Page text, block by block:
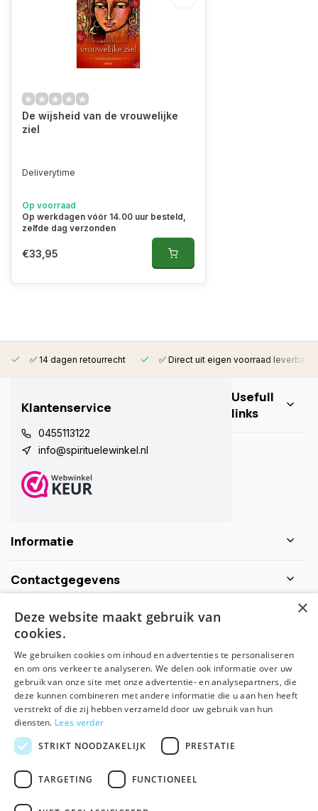
De wijsheid van de vrouwelijke
ziel
Deliverytime
Op voorraad
Op werkdagen vóór 14.00 uur besteld,
zelfde dag verzonden
€33,95
✅ 14 dagen retourrecht ✅ Direct uit eigen voorraad leverbaar
Klantenservice
0455113122
info@spirituelewinkel.nl
Usefull
links
Informatie
Contactgegevens
Schijf je nu in voor de nieuwsbrief
Abonneer
×
Deze website maakt gebruik van
cookies.
We gebruiken cookies om inhoud en advertenties te personaliseren
en om ons verkeer te analyseren. We delen ook informatie over uw
gebruik van onze site met onze advertentie- en analysepartners, die
deze kunnen combineren met andere informatie die u aan hen heeft
verstrekt of die zij hebben verzameld door uw gebruik van hun
diensten. Lees verder
STRIKT NOODZAKELIJK
PRESTATIE
TARGETING FUNCTIONEEL